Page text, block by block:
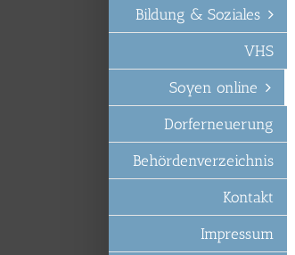
Bildung & Soziales
VHS
Soyen online
Dorferneuerung
Behördenverzeichnis
Kontakt
Impressum